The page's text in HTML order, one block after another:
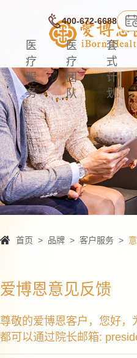
医
疗
服
务
医
疗
团
队
套
式
计
划
400-672-6688
首页 > 品牌 > 客户服务 >
爱博恩意见反馈
尊敬的爱博恩客户，您好，
都可以通过院长邮箱: